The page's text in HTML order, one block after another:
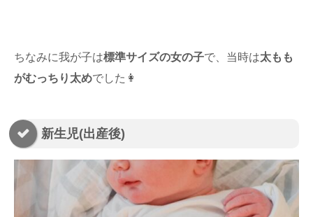
ちなみに我が子は標準サイズの女の子で、当時は太もも
がむっちり太めでした👩
新生児(出産後)